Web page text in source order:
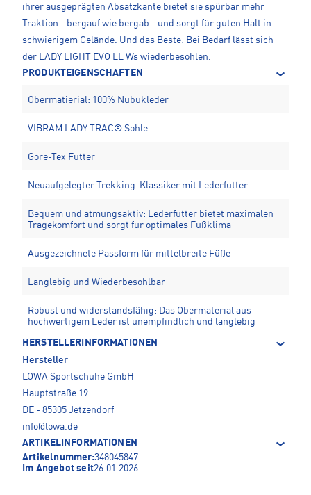
ihrer ausgeprägten Absatzkante bietet sie spürbar mehr
Traktion - bergauf wie bergab - und sorgt für guten Halt in
schwierigem Gelände. Und das Beste: Bei Bedarf lässt sich
der LADY LIGHT EVO LL Ws wiederbesohlen.
PRODUKTEIGENSCHAFTEN
Obermatierial: 100% Nubukleder
VIBRAM LADY TRAC® Sohle
Gore-Tex Futter
Neuaufgelegter Trekking-Klassiker mit Lederfutter
Bequem und atmungsaktiv: Lederfutter bietet maximalen
Tragekomfort und sorgt für optimales Fußklima
Ausgezeichnete Passform für mittelbreite Füße
Langlebig und Wiederbesohlbar
Robust und widerstandsfähig: Das Obermaterial aus
hochwertigem Leder ist unempfindlich und langlebig
HERSTELLERINFORMATIONEN
Hersteller
LOWA Sportschuhe GmbH
Hauptstraße 19
DE - 85305 Jetzendorf
info@lowa.de
ARTIKELINFORMATIONEN
Artikelnummer:348045847
Im Angebot seit26.01.2026